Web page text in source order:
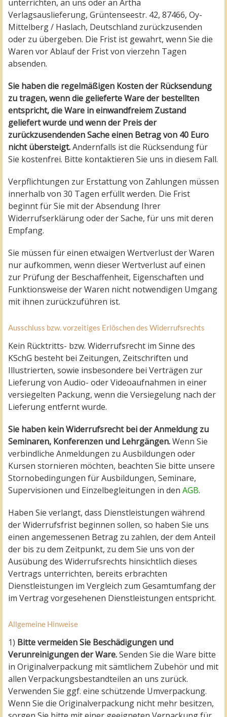
unterrichten, an uns oder an Artha
Verlagsauslieferung, Grüntenseestr. 42, 87466, Oy-
Mittelberg / Haslach, Deutschland zurückzusenden
oder zu übergeben. Die Frist ist gewahrt, wenn Sie die
Waren vor Ablauf der Frist von vierzehn Tagen
absenden.
Sie haben die regelmäßigen Kosten der Rücksendung
zu tragen, wenn die gelieferte Ware der bestellten
entspricht, die Ware in einwandfreiem Zustand
geliefert wurde und wenn der Preis der
zurückzusendenden Sache einen Betrag von 40 Euro
nicht übersteigt.Andernfalls ist die Rücksendung für
Sie kostenfrei. Bitte kontaktieren Sie uns in diesem Fall.
Verpflichtungen zur Erstattung von Zahlungen müssen
innerhalb von 30 Tagen erfüllt werden. Die Frist
beginnt für Sie mit der Absendung Ihrer
Widerrufserklärung oder der Sache, für uns mit deren
Empfang.
Sie müssen für einen etwaigen Wertverlust der Waren
nur aufkommen, wenn dieser Wertverlust auf einen
zur Prüfung der Beschaffenheit, Eigenschaften und
Funktionsweise der Waren nicht notwendigen Umgang
mit ihnen zurückzuführen ist.
Ausschluss bzw. vorzeitiges Erlöschen des Widerrufsrechts
Kein Rücktritts- bzw. Widerrufsrecht im Sinne des
KSchG besteht bei Zeitungen, Zeitschriften und
Illustrierten, sowie insbesondere bei Verträgen zur
Lieferung von Audio- oder Videoaufnahmen in einer
versiegelten Packung, wenn die Versiegelung nach der
Lieferung entfernt wurde.
Sie haben kein Widerrufsrecht bei der Anmeldung zu
Seminaren, Konferenzen und Lehrgängen.Wenn Sie
verbindliche Anmeldungen zu Ausbildungen oder
Kursen stornieren möchten, beachten Sie bitte unsere
Stornobedingungen für Ausbildungen, Seminare,
Supervisionen und Einzelbegleitungen in den AGB.
Haben Sie verlangt, dass Dienstleistungen während
der Widerrufsfrist beginnen sollen, so haben Sie uns
einen angemessenen Betrag zu zahlen, der dem Anteil
der bis zu dem Zeitpunkt, zu dem Sie uns von der
Ausübung des Widerrufsrechts hinsichtlich dieses
Vertrags unterrichten, bereits erbrachten
Dienstleistungen im Vergleich zum Gesamtumfang der
im Vertrag vorgesehenen Dienstleistungen entspricht.
Allgemeine Hinweise
1) Bitte vermeiden Sie Beschädigungen und
Verunreinigungen der Ware.Senden Sie die Ware bitte
in Originalverpackung mit sämtlichem Zubehör und mit
allen Verpackungsbestandteilen an uns zurück.
Verwenden Sie ggf. eine schützende Umverpackung.
Wenn Sie die Originalverpackung nicht mehr besitzen,